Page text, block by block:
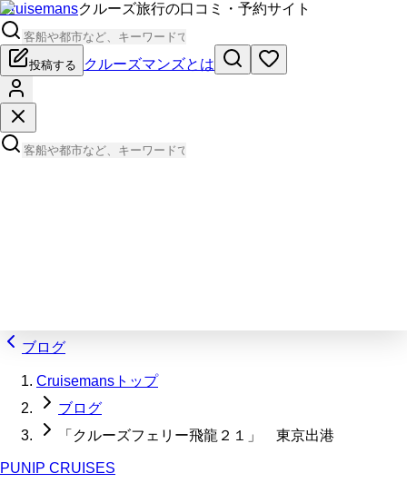
Cruisemansクルーズ旅行の口コミ・予約サイト
投稿する クルーズマンズとは
ブログ
Cruisemansトップ
ブログ
「クルーズフェリー飛龍２１」 東京出港
PUNIP CRUISES